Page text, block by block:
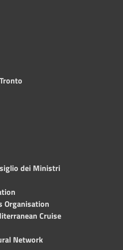
dei Ministri
Organisation
Cruise
Network